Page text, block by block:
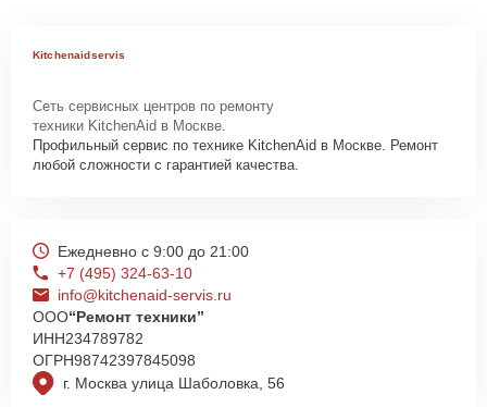
Kitchenaidservis
Сеть сервисных центров по ремонту
техники KitchenAid в Москве.
Профильный сервис по технике KitchenAid в Москве. Ремонт
любой сложности с гарантией качества.
г. Москва улица Шаболовка, 56
Ежедневно с 9:00 до 21:00
+7 (495) 324-63-10
info@kitchenaid-servis.ru
ООО“Ремонт техники”
ИНН234789782
ОГРН98742397845098